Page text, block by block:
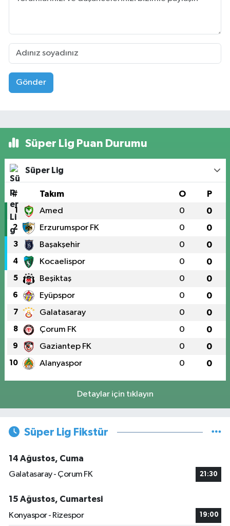
Gönder
Süper Lig Puan Durumu
Süper Lig
# Takım O P
1 Amed 0 0
2 Erzurumspor FK 0 0
3 Başakşehir 0 0
4 Kocaelispor 0 0
5 Beşiktaş 0 0
6 Eyüpspor 0 0
7 Galatasaray 0 0
8 Çorum FK 0 0
9 Gaziantep FK 0 0
10 Alanyaspor 0 0
Detaylar için tıklayın
Süper Lig Fikstür
14 Ağustos, Cuma
Galatasaray - Çorum FK
21:30
15 Ağustos, Cumartesi
Konyaspor - Rizespor
19:00